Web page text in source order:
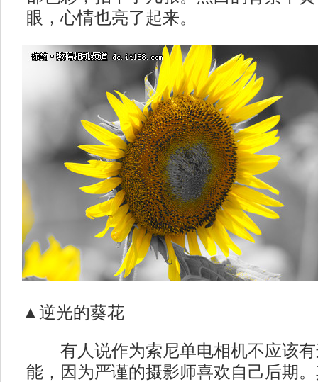
眼，心情也亮了起来。
▲逆光的葵花
有人说作为索尼单电相机不应该有
能，因为严谨的摄影师喜欢自己后期